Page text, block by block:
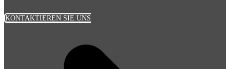
KONTAKTIEREN SIE UNS